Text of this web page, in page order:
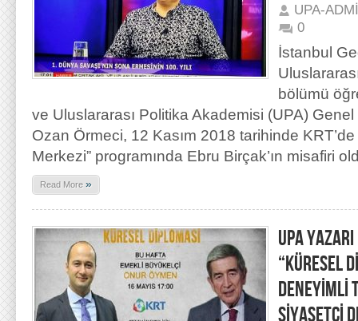
UPA-
0
İstanbul
bölümü
ve Uluslararası Politika Akademisi (UPA)
Ozan Örmeci, 12 Kasım 2018 tarihinde
Merkezi” programında Ebru Birçak’ın misafiri
Read More »
UPA
“KÜRESEL
DENEYİMLİ
SİYASETÇİ